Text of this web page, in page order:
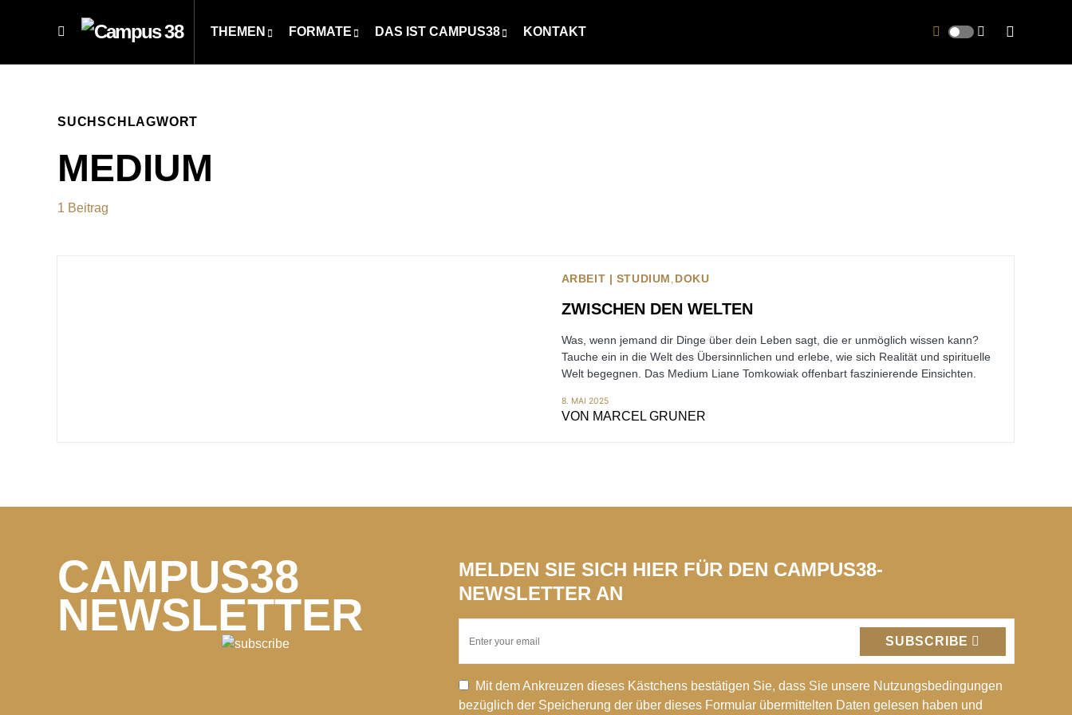
THEMEN FORMATE DAS IST CAMPUS38 KONTAKT
SUCHSCHLAGWORT
MEDIUM
1 Beitrag
ARBEIT | STUDIUM DOKU
ZWISCHEN DEN WELTEN
Was, wenn jemand dir Dinge über dein Leben sagt, die er unmöglich wissen kann?
Tauche ein in die Welt des Übersinnlichen und erlebe, wie sich Realität und spirituelle
Welt begegnen. Das Medium Liane Tomkowiak offenbart faszinierende Einsichten.
8. MAI 2025
VON MARCEL GRUNER
CAMPUS38
NEWSLETTER
MELDEN SIE SICH HIER FÜR DEN CAMPUS38-
NEWSLETTER AN
SUBSCRIBE
Mit dem Ankreuzen dieses Kästchens bestätigen Sie, dass Sie unsere Nutzungsbedingungen
bezüglich der Speicherung der über dieses Formular übermittelten Daten gelesen haben und